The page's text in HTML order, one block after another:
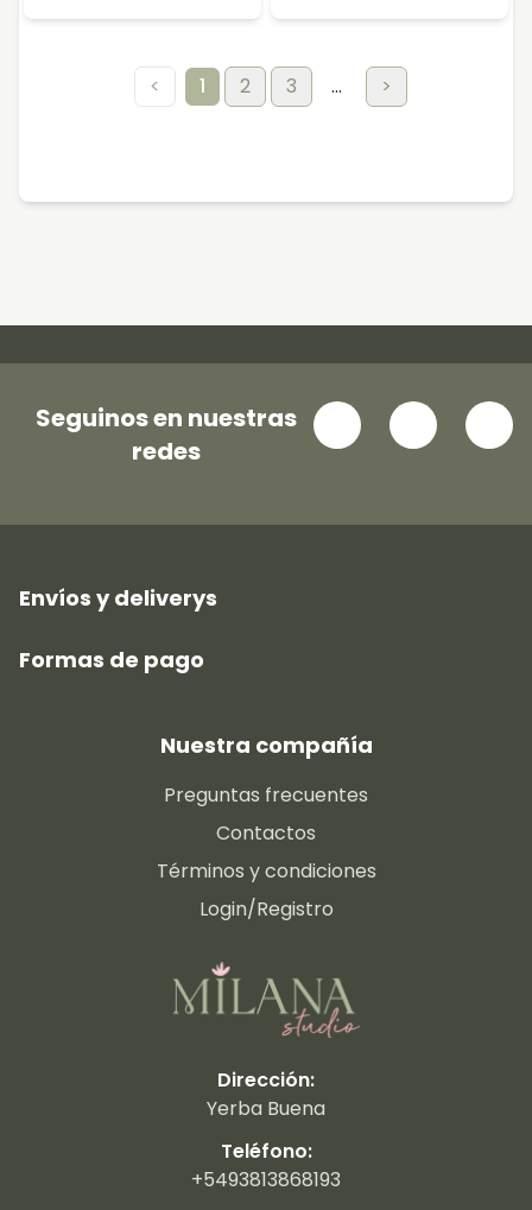
< 1 2 3 ... >
Seguinos en nuestras
redes
Envíos y deliverys
Formas de pago
Nuestra compañía
Preguntas frecuentes
Contactos
Términos y condiciones
Login/Registro
Dirección:
Yerba Buena
Teléfono:
+5493813868193